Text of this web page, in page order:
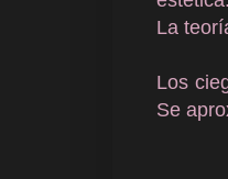
La
Los
Se